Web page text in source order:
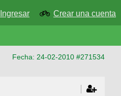
Ingresar Crear una cuenta
Fecha: 24-02-2010 #271534